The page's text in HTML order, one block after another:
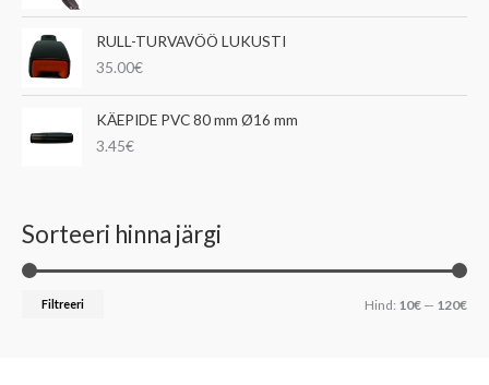
RULL-TURVAVÖÖ LUKUSTI
35.00€
KÄEPIDE PVC 80 mm Ø16 mm
3.45€
Sorteeri hinna järgi
Filtreeri Hind: 10€ — 120€